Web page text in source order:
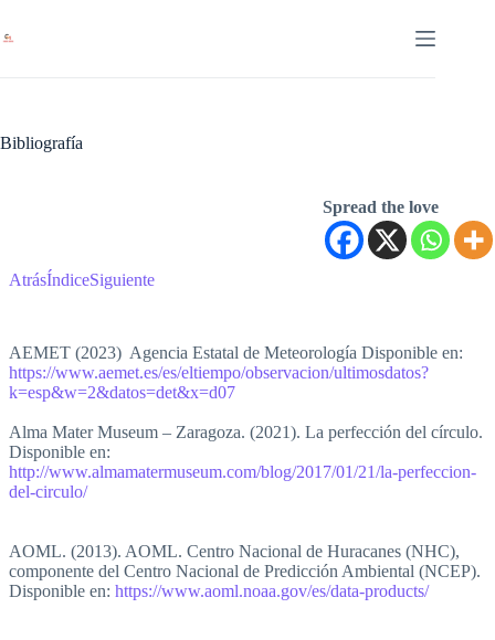
contenido
Bibliografía
Spread the love
AtrásÍndiceSiguiente
AEMET (2023) Agencia Estatal de Meteorología Disponible en:
https://www.aemet.es/es/eltiempo/observacion/ultimosdatos?
k=esp&w=2&datos=det&x=d07
Alma Mater Museum – Zaragoza. (2021). La perfección del círculo.
Disponible en:
http://www.almamatermuseum.com/blog/2017/01/21/la-perfeccion-
del-circulo/
AOML. (2013). AOML. Centro Nacional de Huracanes (NHC),
componente del Centro Nacional de Predicción Ambiental (NCEP).
Disponible en: https://www.aoml.noaa.gov/es/data-products/